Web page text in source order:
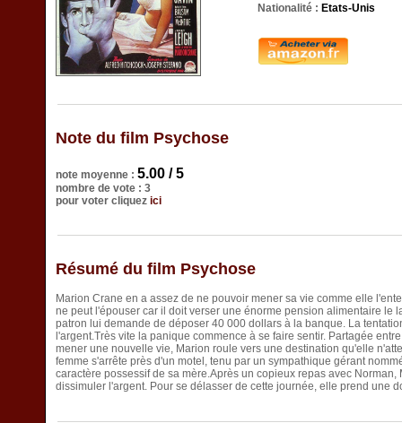
Nationalité : Etats-Unis
Note du film Psychose
note moyenne : 5.00 / 5
nombre de vote : 3
pour voter cliquez ici
Résumé du film Psychose
Marion Crane en a assez de ne pouvoir mener sa vie comme elle
ne peut l'épouser car il doit verser une énorme pension alimentaire le
patron lui demande de déposer 40 000 dollars à la banque. La
l'argent.Très vite la panique commence à se faire sentir. Partagée
mener une nouvelle vie, Marion roule vers une destination qu'elle
femme s'arrête près d'un motel, tenu par un sympathique gérant
caractère possessif de sa mère.Après un copieux repas avec
dissimuler l'argent. Pour se délasser de cette journée, elle prend une